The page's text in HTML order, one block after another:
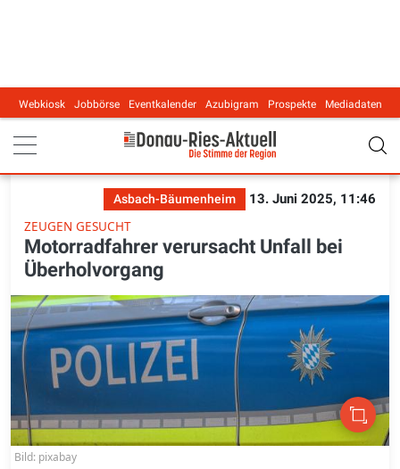
Main navigation
Webkiosk Jobbörse Eventkalender Azubigram Prospekte Mediadaten
Asbach-Bäumenheim
13. Juni 2025, 11:46
ZEUGEN GESUCHT
Motorradfahrer verursacht Unfall bei
Überholvorgang
Bild: pixabay